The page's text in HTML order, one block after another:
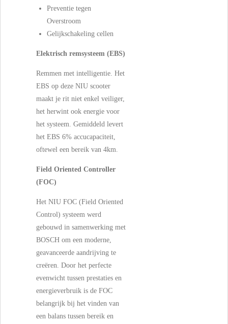
Preventie tegen
Overstroom
Gelijkschakeling cellen
Elektrisch remsysteem (EBS)
Remmen met intelligentie. Het
EBS op deze NIU scooter
maakt je rit niet enkel veiliger,
het herwint ook energie voor
het systeem. Gemiddeld levert
het EBS 6% accucapaciteit,
oftewel een bereik van 4km.
Field Oriented Controller
(FOC)
Het NIU FOC (Field Oriented
Control) systeem werd
gebouwd in samenwerking met
BOSCH om een moderne,
geavanceerde aandrijving te
creëren. Door het perfecte
evenwicht tussen prestaties en
energieverbruik is de FOC
belangrijk bij het vinden van
een balans tussen bereik en